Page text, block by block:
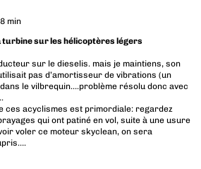
min
turbine sur les hélicoptères légers
sur le dieselis. mais je maintiens, son
pas d’amortisseur de vibrations (un
le vilbrequin….problème résolu donc avec
ces acyclismes est primordiale: regardez
qui ont patiné en vol, suite à une usure
voler ce moteur skyclean, on sera